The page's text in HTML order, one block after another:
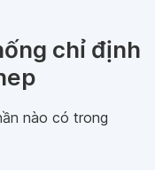
chỉ định
nào có trong